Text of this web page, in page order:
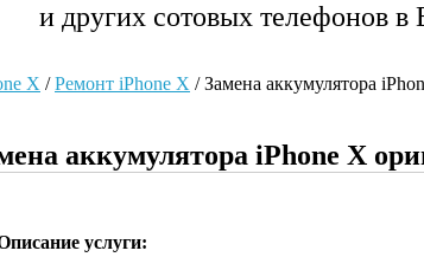
и других сотовых телефонов в
X /Ремонт iPhone Х /Замена аккумулятора
аккумулятора iPhone X
услуги: